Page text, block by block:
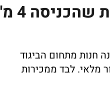
אפסלון עולה ב-5%: רוכשת חנות אינטרנטית שהכניסה 4 מ'
חנות מתחום הביגוד
של 250 א' ד' נוספים עבור מלאי. לבד ממכירות